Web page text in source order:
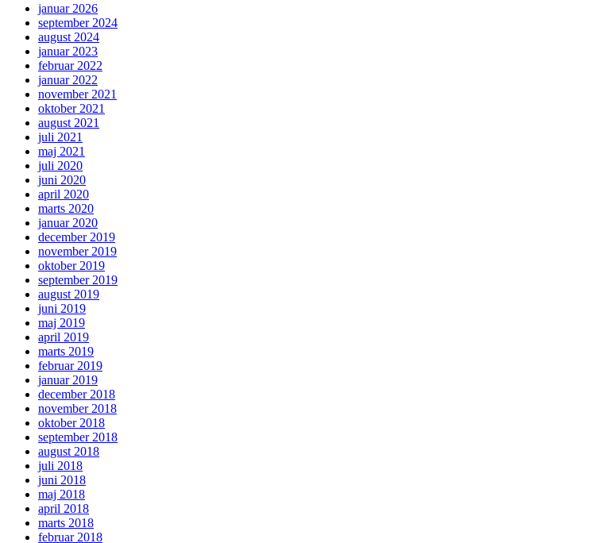
januar 2026
september 2024
august 2024
januar 2023
februar 2022
januar 2022
november 2021
oktober 2021
august 2021
juli 2021
maj 2021
juli 2020
juni 2020
april 2020
marts 2020
januar 2020
december 2019
november 2019
oktober 2019
september 2019
august 2019
juni 2019
maj 2019
april 2019
marts 2019
februar 2019
januar 2019
december 2018
november 2018
oktober 2018
september 2018
august 2018
juli 2018
juni 2018
maj 2018
april 2018
marts 2018
februar 2018